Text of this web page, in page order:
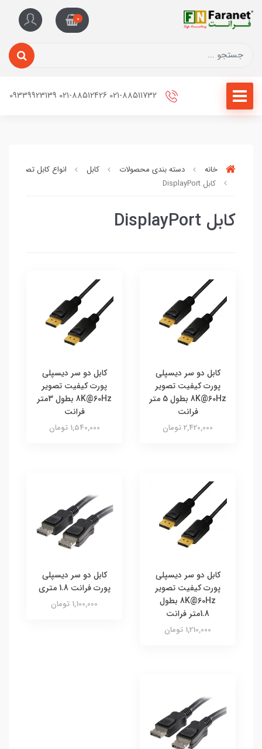
0
خانه دسته بندی محصولات کابل
انواع کابل تصویر
کابل DisplayPort
کابل DisplayPort
کابل دو سر دیسپلی
پورت کیفیت تصویر
8K@60Hz بطول 5 متر
فرانت
2,420,000 تومان
کابل دو سر دیسپلی
پورت کیفیت تصویر
8K@60Hz بطول 3متر
فرانت
1,540,000 تومان
کابل دو سر دیسپلی
پورت کیفیت تصویر
8K@60Hz بطول
1.8متر فرانت
1,210,000 تومان
کابل دو سر دیسپلی
پورت فرانت 1.8 متری
1,100,000 تومان